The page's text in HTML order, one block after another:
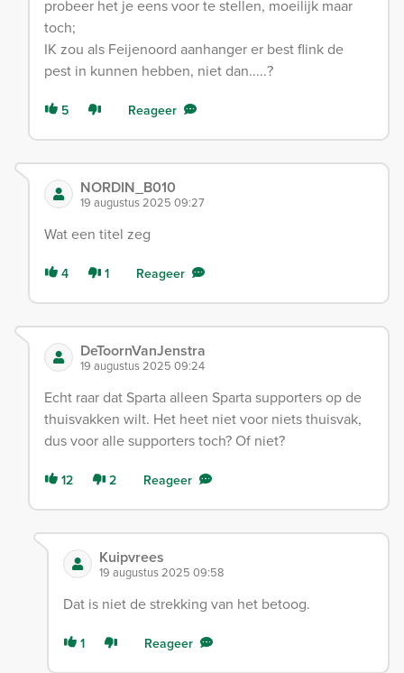
probeer het je eens voor te stellen, moeilijk maar
toch;
IK zou als Feijenoord aanhanger er best flink de
pest in kunnen hebben, niet dan.....?
5 Reageer
NORDIN_B010
19 augustus 2025 09:27
Wat een titel zeg
4 1 Reageer
DeToornVanJenstra
19 augustus 2025 09:24
Echt raar dat Sparta alleen Sparta supporters op de
thuisvakken wilt. Het heet niet voor niets thuisvak,
dus voor alle supporters toch? Of niet?
12 2 Reageer
Kuipvrees
19 augustus 2025 09:58
Dat is niet de strekking van het betoog.
1 Reageer